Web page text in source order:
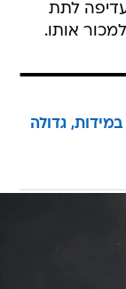
לתת
אותו.
גדולה